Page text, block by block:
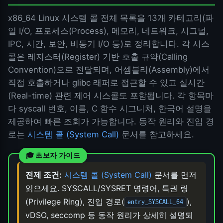
x86_64 Linux 시스템 콜 전체 목록을 13개 카테고리(파
일 I/O, 프로세스(Process), 메모리, 네트워크, 시그널,
IPC, 시간, 보안, 비동기 I/O 등)로 정리합니다. 각 시스
콜은 레지스터(Register) 기반 호출 규약(Calling
Convention)으로 전달되며, 어셈블리(Assembly)에서
직접 호출하거나 glibc 래퍼로 접근할 수 있고 실시간
(Real-time) 관련 제어 시스콜도 포함됩니다. 각 항목마
다 syscall 번호, 이름, C 함수 시그니처, 한국어 설명을
제공하여 빠른 조회가 가능합니다. 동작 원리와 진입 경
로는 시스템 콜 (System Call) 문서를 참고하세요.
전제 조건: 시스템 콜 (System Call) 문서를 먼저
읽으세요. SYSCALL/SYSRET 명령어, 특권 링
(Privilege Ring), 진입 경로( entry_SYSCALL_64 ),
vDSO, seccomp 등 동작 원리가 상세히 설명되